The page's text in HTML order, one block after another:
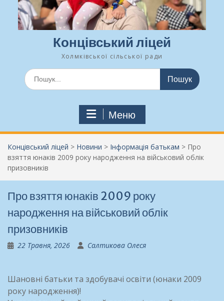
Концівський ліцей
Холмківської сільської ради
Шукати:
Меню
Концівський ліцей > Новини > Інформація батькам > Про
взяття юнаків 2009 року народження на військовий облік
призовників
Про взяття юнаків 2009 року
народження на військовий облік
призовників
22 Травня, 2026 Салтикова Олеся
Шановні батьки та здобувачі освіти (юнаки 2009
року народження)!